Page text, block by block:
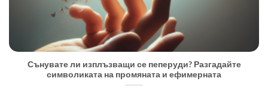
Сънувате ли изплъзващи се пеперуди? Разгадайте
символиката на промяната и ефимерната